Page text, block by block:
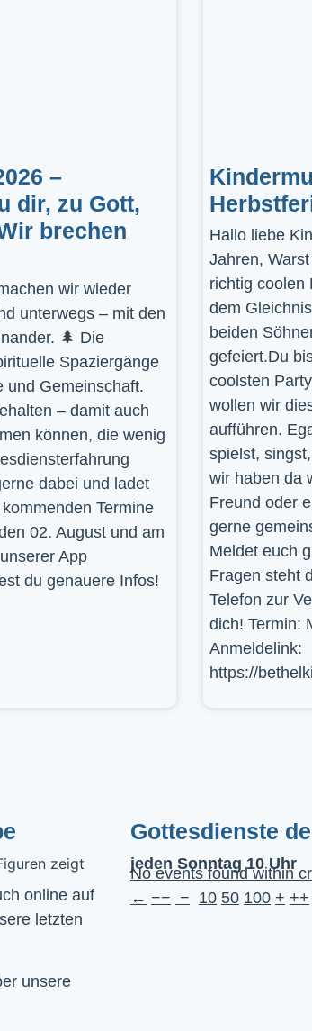
–
dir, zu Gott,
brechen
wir wieder
unterwegs – mit den
🌲 Die
Spaziergänge
und Gemeinschaft.
– damit auch
können, die wenig
dabei und ladet
Termine
02. August und am
App
du genauere Infos!
Hallo liebe
Jahren,
richtig coolen
dem
beiden
gefeiert.Du
coolsten
wollen wir
aufführen.
spielst,
wir haben da
Freund oder
gerne
Meldet euch
Fragen steht
Telefon zur
dich! Termin:
Anmeldelink:
https://
letzten
unsere
Gottesdienste
jeden Sonntag 10 Uhr
No events found within
← −− − 10 50 100 + ++